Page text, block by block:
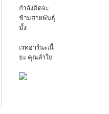
กำลังคิดจะ
ข้ามสายพันธุ์
มั้ง
เรทอาร์นะเนี้
ยะ คุณลำใย